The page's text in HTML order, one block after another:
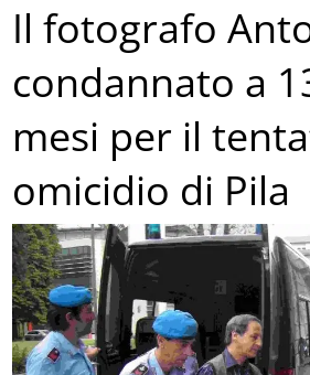
Il fotografo
condannato a
mesi per il
omicidio di Pila